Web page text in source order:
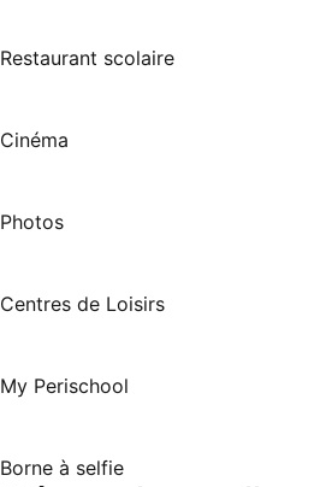
Restaurant scolaire
Cinéma
Photos
Centres de Loisirs
My Perischool
Borne à selfie